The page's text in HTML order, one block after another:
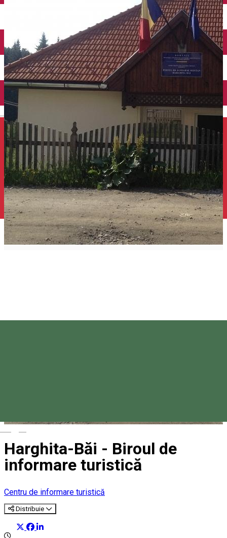
English
Închirieri de biciclete
Harghita-Băi - Biroul de
informare turistică
Centru de informare turistică
Distribuie